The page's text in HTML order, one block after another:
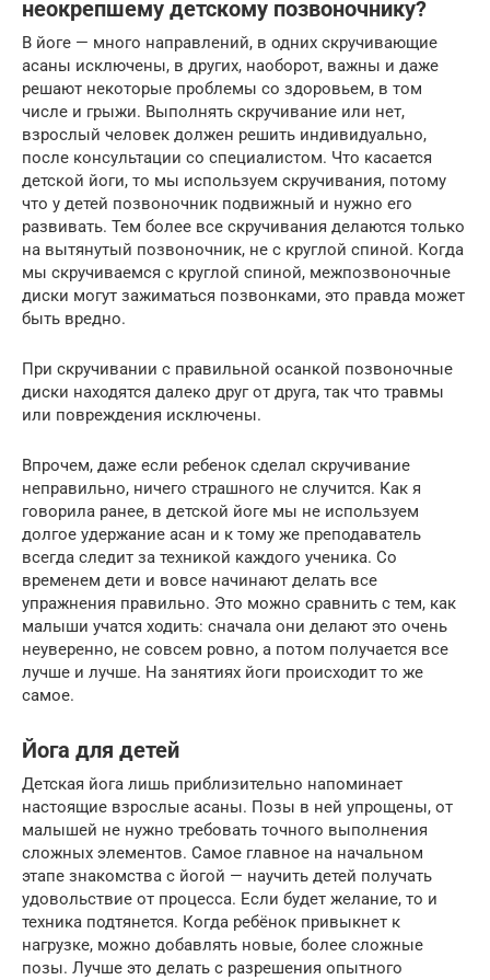
неокрепшему детскому позвоночнику?
В йоге — много направлений, в одних скручивающие
асаны исключены, в других, наоборот, важны и даже
решают некоторые проблемы со здоровьем, в том
числе и грыжи. Выполнять скручивание или нет,
взрослый человек должен решить индивидуально,
после консультации со специалистом. Что касается
детской йоги, то мы используем скручивания, потому
что у детей позвоночник подвижный и нужно его
развивать. Тем более все скручивания делаются только
на вытянутый позвоночник, не с круглой спиной. Когда
мы скручиваемся с круглой спиной, межпозвоночные
диски могут зажиматься позвонками, это правда может
быть вредно.
При скручивании с правильной осанкой позвоночные
диски находятся далеко друг от друга, так что травмы
или повреждения исключены.
Впрочем, даже если ребенок сделал скручивание
неправильно, ничего страшного не случится. Как я
говорила ранее, в детской йоге мы не используем
долгое удержание асан и к тому же преподаватель
всегда следит за техникой каждого ученика. Со
временем дети и вовсе начинают делать все
упражнения правильно. Это можно сравнить с тем, как
малыши учатся ходить: сначала они делают это очень
неуверенно, не совсем ровно, а потом получается все
лучше и лучше. На занятиях йоги происходит то же
самое.
Йога для детей
Детская йога лишь приблизительно напоминает
настоящие взрослые асаны. Позы в ней упрощены, от
малышей не нужно требовать точного выполнения
сложных элементов. Самое главное на начальном
этапе знакомства с йогой — научить детей получать
удовольствие от процесса. Если будет желание, то и
техника подтянется. Когда ребёнок привыкнет к
нагрузке, можно добавлять новые, более сложные
позы. Лучше это делать с разрешения опытного